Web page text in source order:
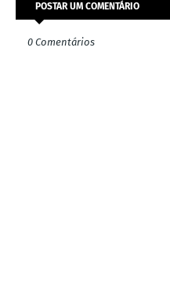
POSTAR UM COMENTÁRIO
0 Comentários